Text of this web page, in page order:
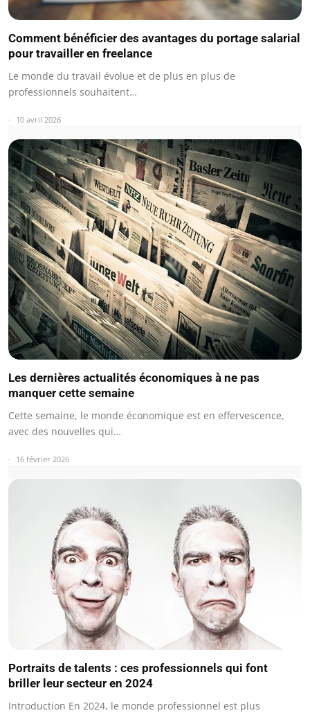
Comment bénéficier des avantages du portage salarial
pour travailler en freelance
Le monde du travail évolue et de plus en plus de
professionnels souhaitent…
10 avril 2026
Les dernières actualités économiques à ne pas
manquer cette semaine
Cette semaine, le monde économique est en effervescence,
avec des nouvelles qui…
16 février 2026
Portraits de talents : ces professionnels qui font
briller leur secteur en 2024
Introduction En 2024, le monde professionnel est plus